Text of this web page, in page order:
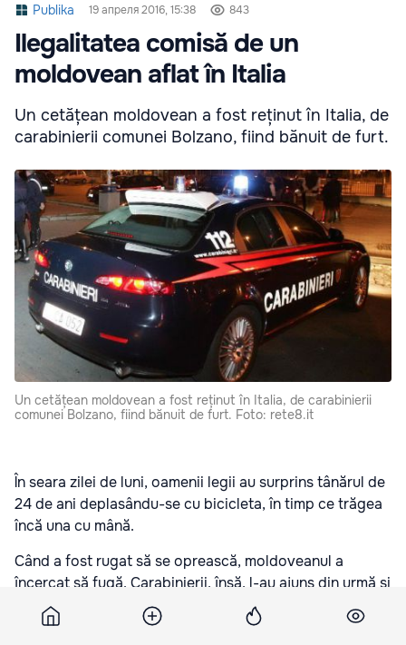
Publika 19 апреля 2016, 15:38 843
Ilegalitatea comisă de un
moldovean aflat în Italia
Un cetățean moldovean a fost reținut în Italia, de
carabinierii comunei Bolzano, fiind bănuit de furt.
Un cetățean moldovean a fost reținut în Italia, de carabinierii
comunei Bolzano, fiind bănuit de furt. Foto: rete8.it
În seara zilei de luni, oamenii legii au surprins tânărul de
24 de ani deplasându-se cu bicicleta, în timp ce trăgea
încă una cu mână.
Când a fost rugat să se oprească, moldoveanul a
încercat să fugă. Carabinierii, însă, l-au ajuns din urmă și
l-au imobilizat.